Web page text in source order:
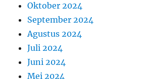
Oktober 2024
September 2024
Agustus 2024
Juli 2024
Juni 2024
Mei 2024